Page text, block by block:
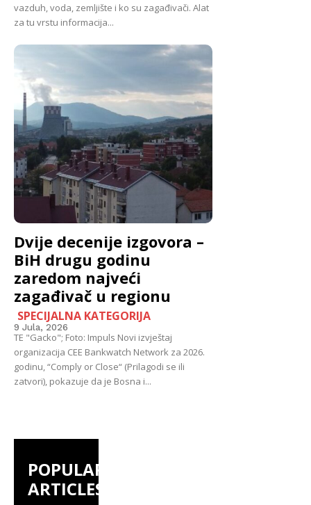
vazduh, voda, zemljište i ko su zagađivači. Alat
za tu vrstu informacija...
Dvije decenije izgovora –
BiH drugu godinu
zaredom najveći
zagađivač u regionu
SPECIJALNA KATEGORIJA
9 Jula, 2026
TE "Gacko"; Foto: Impuls Novi izvještaj
organizacija CEE Bankwatch Network za 2026.
godinu, “Comply or Close“ (Prilagodi se ili
zatvori), pokazuje da je Bosna i...
POPULAR
ARTICLES